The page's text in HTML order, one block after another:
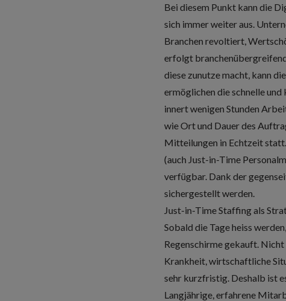
Bei diesem Punkt kann die
sich immer weiter aus.
Branchen revoltiert,
erfolgt
diese zunutze macht, kann
ermöglichen die schnelle
innert wenigen Stunden
wie Ort und Dauer des
Mitteilungen in Echtzeit
(auch Just-in-Time
verfügbar. Dank der
sichergestellt werden.
Just-in-Time Staffing als
Sobald die Tage heiss
Regenschirme gekauft.
Krankheit, wirtschaftliche
sehr kurzfristig. Deshalb ist
Langjährige, erfahrene